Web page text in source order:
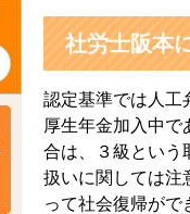
社労士阪本
認定基準では人工
厚生年金加入中
合は、３級という
扱いに関しては注
って社会復帰が